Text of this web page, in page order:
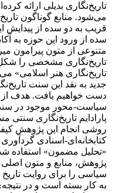
تاریخ‌نگاری بدیلی ارائه
می‌شود. منابع گوناگون
قریب به دو سده‌ از
سده از ورود این حوزه به
متنوعی از متون پیرامون
تاریخ‌نگاری مشخصی را شکل
تاریخ‌نگاری هنر اسلامی»
جدید به نقد این سنت
دست خواهیم یافت. هدف از
سیاست-محور موجود در سنت
پارادایم تاریخ‌نگاری
روشی انجام این پژوهش
کتابخانه‌ای-اسنادی
«تحلیل مضمون» استفاده
پژوهش، منابع و متون اصلی
سیاسی را برای روایت
به کار بسته است و در